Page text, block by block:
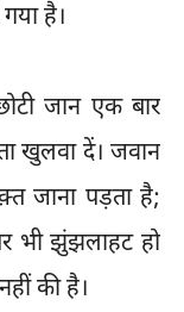
है।
जान एक बार
खुलवा दें। जवान
जाना पड़ता है;
भी झुंझलाहट हो
की है।